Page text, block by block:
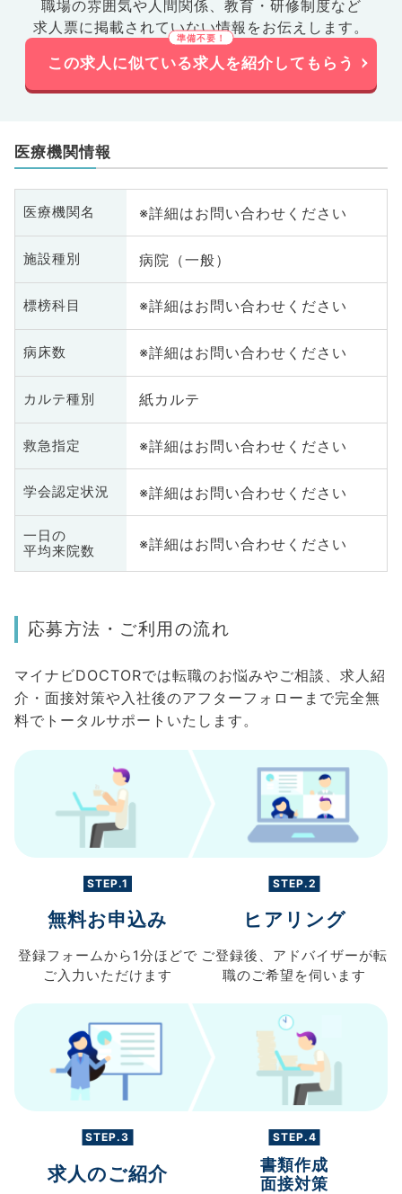
職場の雰囲気や人間関係、 教育・研修制度など
求人票に掲載されていない情報をお伝えします。
この求人に似ている求人を紹介してもらう
医療機関情報
医療機関名 ※詳細はお問い合わせください
施設種別 病院（一般）
標榜科目 ※詳細はお問い合わせください
病床数 ※詳細はお問い合わせください
カルテ種別 紙カルテ
救急指定 ※詳細はお問い合わせください
学会認定状況 ※詳細はお問い合わせください
一日の
平均来院数
※詳細はお問い合わせください
応募方法・ご利用の流れ
マイナビDOCTORでは転職のお悩みやご相談、求人紹
介・面接対策や入社後のアフターフォローまで完全無
料でトータルサポートいたします。
STEP.1
無料お申込み
登録フォームから 1分ほどで
ご入力 いただけます
STEP.2
ヒアリング
ご登録後、 アドバイザーが転
職のご希望を伺います
STEP.3
求人のご紹介
STEP.4
書類作成
面接対策